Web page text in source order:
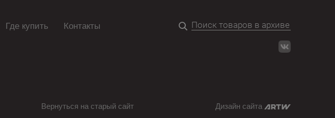
Где купить Контакты
Вернуться на старый сайт Дизайн сайта